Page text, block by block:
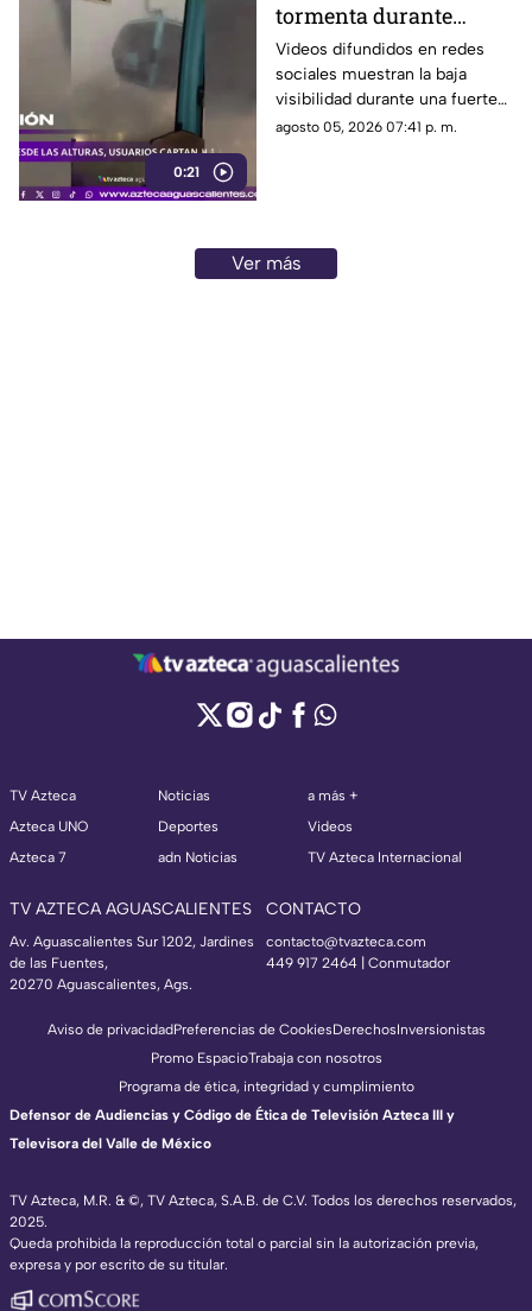
0:21
tormenta durante
recorrido del Cablebús
en CDMX
Videos difundidos en redes
sociales muestran la baja
visibilidad durante una fuerte
lluvia registrada en la Ciudad
agosto 05, 2026 07:41 p. m.
Ver más
TV Azteca
Azteca UNO
Azteca 7
Noticias
Deportes
adn Noticias
a más +
Videos
TV Azteca Internacional
TV AZTECA AGUASCALIENTES
Av. Aguascalientes Sur 1202, Jardines
de las Fuentes,
20270 Aguascalientes, Ags.
CONTACTO
contacto@tvazteca.com
449 917 2464 | Conmutador
TV Azteca, M.R. & ©, TV Azteca, S.A.B. de C.V. Todos los derechos reservados,
2025.
Queda prohibida la reproducción total o parcial sin la autorización previa,
expresa y por escrito de su titular.
Aviso de privacidadPreferencias de CookiesDerechosInversionistas
Promo EspacioTrabaja con nosotros
Programa de ética, integridad y cumplimiento
Defensor de Audiencias y Código de Ética de Televisión Azteca III y
Televisora del Valle de México